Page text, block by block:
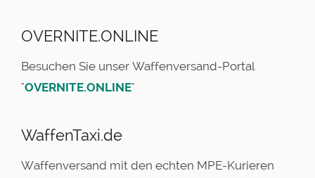
OVERNITE.ONLINE
Besuchen Sie unser Waffenversand-Portal
"OVERNITE.ONLINE"
WaffenTaxi.de
Waffenversand mit den echten MPE-Kurieren